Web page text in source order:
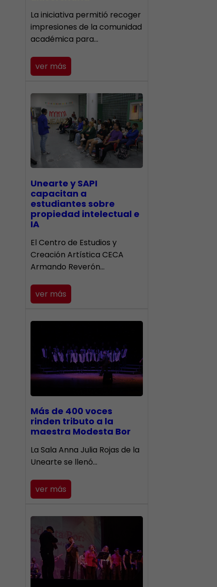
La iniciativa permitió recoger
impresiones de la comunidad
académica para…
ver más
Unearte y SAPI
capacitan a
estudiantes sobre
propiedad intelectual e
IA
El Centro de Estudios y
Creación Artística CECA
Armando Reverón…
ver más
Más de 400 voces
rinden tributo a la
maestra Modesta Bor
​La Sala Anna Julia Rojas de la
Unearte se llenó…
ver más